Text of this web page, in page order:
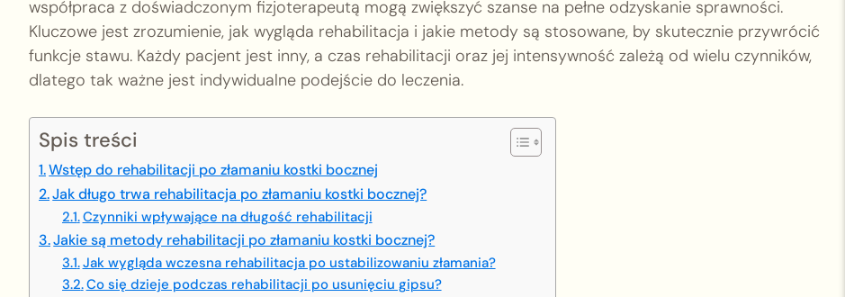
współpraca z doświadczonym fizjoterapeutą mogą zwiększyć szanse na pełne odzyskanie sprawności.
Kluczowe jest zrozumienie, jak wygląda rehabilitacja i jakie metody są stosowane, by skutecznie przywrócić
funkcje stawu. Każdy pacjent jest inny, a czas rehabilitacji oraz jej intensywność zależą od wielu czynników,
dlatego tak ważne jest indywidualne podejście do leczenia.
Spis treści
Wstęp do rehabilitacji po złamaniu kostki bocznej
Jak długo trwa rehabilitacja po złamaniu kostki bocznej?
Czynniki wpływające na długość rehabilitacji
Jakie są metody rehabilitacji po złamaniu kostki bocznej?
Jak wygląda wczesna rehabilitacja po ustabilizowaniu złamania?
Co się dzieje podczas rehabilitacji po usunięciu gipsu?